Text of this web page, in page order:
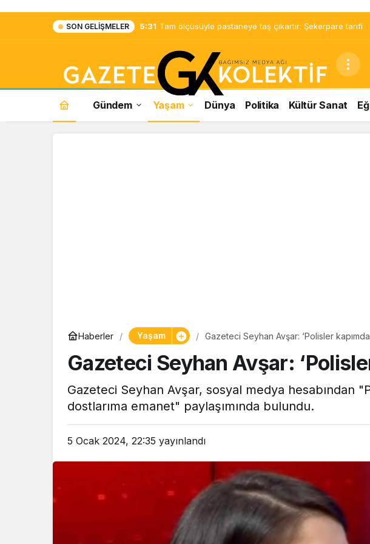
SON GELIŞMELER 5:31 Tam ölçüsüyle pastaneye taş çıkartır: Şekerpare tarifi
Gündem Yaşam Dünya Politika Kültür Sanat
Haberler Yaşam Gazeteci Seyhan Avşar: ‘Polisler
Gazeteci Seyhan Avşar:
Gazeteci Seyhan Avşar, sosyal medya hesabından
dostlarıma emanet" paylaşımında bulundu.
5 Ocak 2024, 22:35 yayınlandı
Tam ölçüsüyle
pastaneye taş çıkartır: